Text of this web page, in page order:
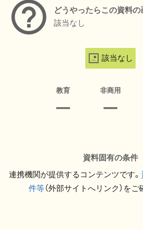
どうやったらこの資料の
該当なし
該当なし
教育 非商用
資料固有の条件
連携機関が提供するコンテンツです。
件等（外部サイトへリンク）をご